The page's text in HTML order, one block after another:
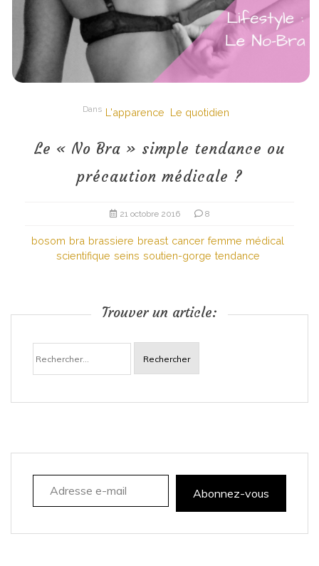
Dans L'apparence Le quotidien
Le « No Bra » simple tendance ou
précaution médicale ?
21 octobre 2016 8
bosom bra brassiere breast cancer femme médical
scientifique seins soutien-gorge tendance
Trouver un article:
Rechercher :
Adresse e-mail
Abonnez-vous